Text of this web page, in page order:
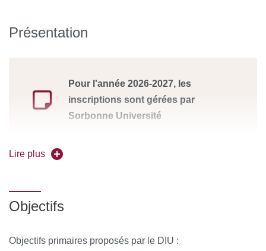
Présentation
Pour l'année 2026-2027, les
inscriptions sont gérées par
Sorbonne Université
Référence formation (à rappeler dans tout
Responsables pédagogiques :
Lire plus
Objectifs
Objectifs primaires proposés par le DIU :